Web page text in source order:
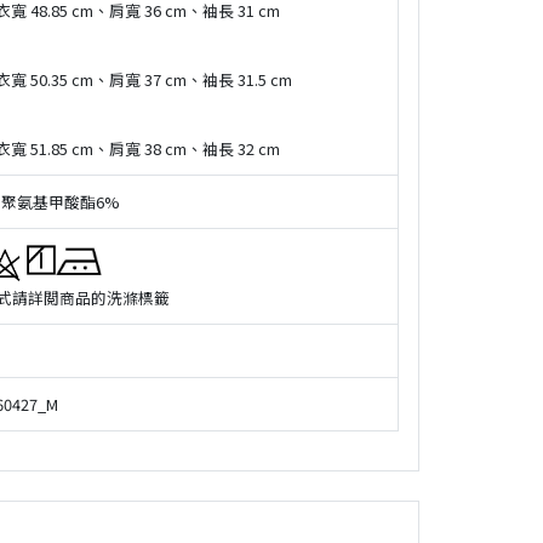
寬 48.85 cm、肩寬 36 cm、袖長 31 cm
寬 50.35 cm、肩寬 37 cm、袖長 31.5 cm
寬 51.85 cm、肩寬 38 cm、袖長 32 cm
氨基甲酸酯6%
請詳閲商品的洗滌標籤